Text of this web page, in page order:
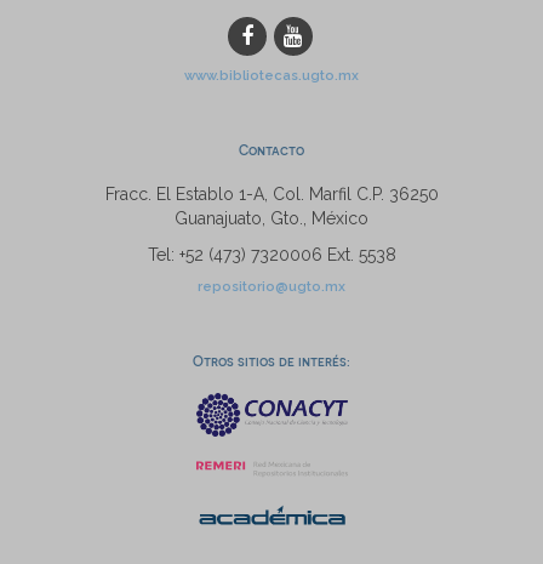
www.bibliotecas.ugto.mx
Contacto
Fracc. El Establo 1-A, Col. Marfil C.P. 36250
Guanajuato, Gto., México
Tel: +52 (473) 7320006 Ext. 5538
repositorio@ugto.mx
Otros sitios de interés: